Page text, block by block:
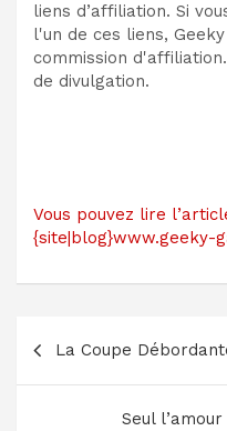
liens d’affiliation. Si
l'un de ces liens,
commission
de divulgation.
Vous pouvez lire
{site|blog}www.geeky-
Navigation
de
La Coupe
Seul